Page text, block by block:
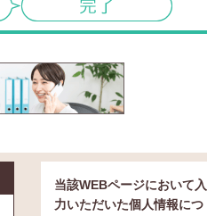
当該WEBページにおいて入
力いただいた個人情報につ